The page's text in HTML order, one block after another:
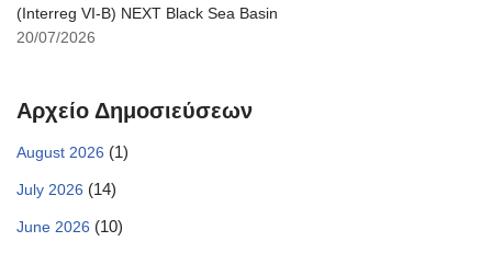
(Interreg VI-B) NEXT Black Sea Basin
20/07/2026
Αρχείο Δημοσιεύσεων
August 2026 (1)
July 2026 (14)
June 2026 (10)